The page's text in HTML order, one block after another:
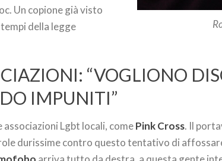
Un copione già visto
della legge
“VOGLIONO
IMPUNITI”
associazioni Lgbt locali, comePink Cross. Il
durissime contro questo tentativo di